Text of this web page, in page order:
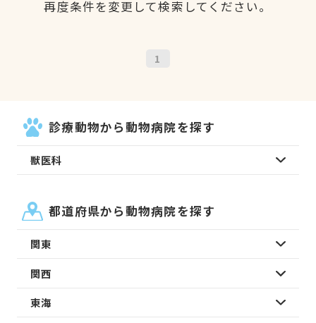
再度条件を変更して検索してください。
1
診療動物から動物病院を探す
獣医科
都道府県から動物病院を探す
関東
関西
東海